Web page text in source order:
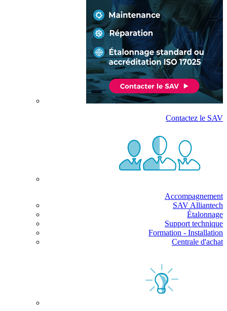
Contactez le SAV
Accompagnement
SAV Alliantech
Étalonnage
Support technique
Formation - Installation
Centrale d'achat